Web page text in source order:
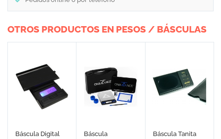
OTROS PRODUCTOS EN PESOS / BÁSCULAS
Báscula Digital
Báscula
Báscula Tanita